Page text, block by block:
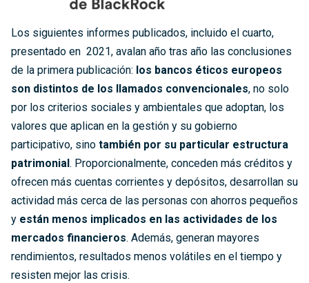
Los siguientes informes publicados, incluido el cuarto,
presentado en 2021, avalan año tras año las conclusiones
de la primera publicación: los bancos éticos europeos
son distintos de los llamados convencionales, no solo
por los criterios sociales y ambientales que adoptan, los
valores que aplican en la gestión y su gobierno
participativo, sino también por su particular estructura
patrimonial. Proporcionalmente, conceden más créditos y
ofrecen más cuentas corrientes y depósitos, desarrollan su
actividad más cerca de las personas con ahorros pequeños
y están menos implicados en las actividades de los
mercados financieros. Además, generan mayores
rendimientos, resultados menos volátiles en el tiempo y
resisten mejor las crisis.